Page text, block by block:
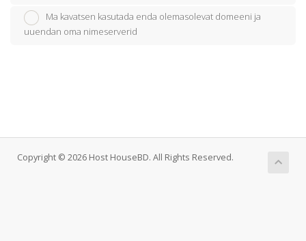
Ma kavatsen kasutada enda olemasolevat domeeni ja
uuendan oma nimeserverid
Copyright © 2026 Host HouseBD. All Rights Reserved.